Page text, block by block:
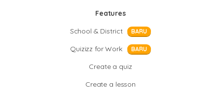
Features
School & District
BARU
Quizizz for Work BARU
Create a quiz
Create a lesson